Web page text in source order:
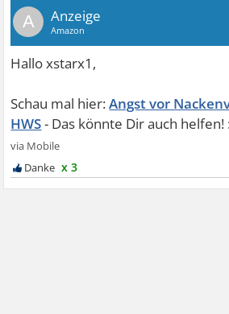
A
Angst vor
HWS
x 3